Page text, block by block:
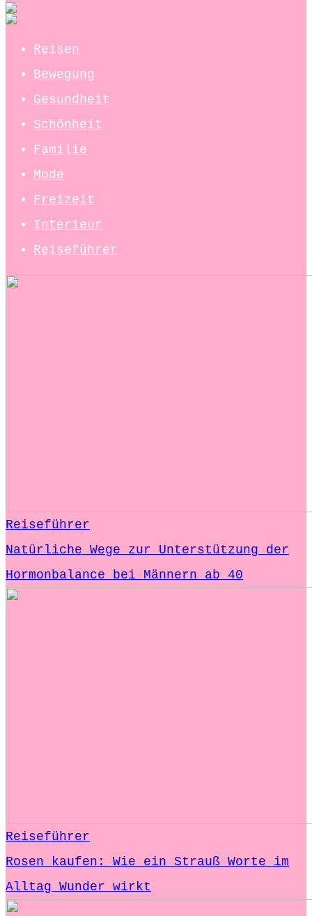
Reisen
Bewegung
Gesundheit
Schönheit
Familie
Mode
Freizeit
Interieur
Reiseführer
Reiseführer
Natürliche Wege zur Unterstützung der
Hormonbalance bei Männern ab 40
Reiseführer
Rosen kaufen: Wie ein Strauß Worte im
Alltag Wunder wirkt